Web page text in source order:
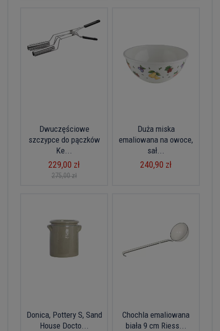
Dwuczęściowe
szczypce do pączków
Ke...
229,00 zł
275,00 zł
Duża miska
emaliowana na owoce,
sał...
240,90 zł
Donica, Pottery S, Sand
House Docto...
Chochla emaliowana
biała 9 cm Riess...